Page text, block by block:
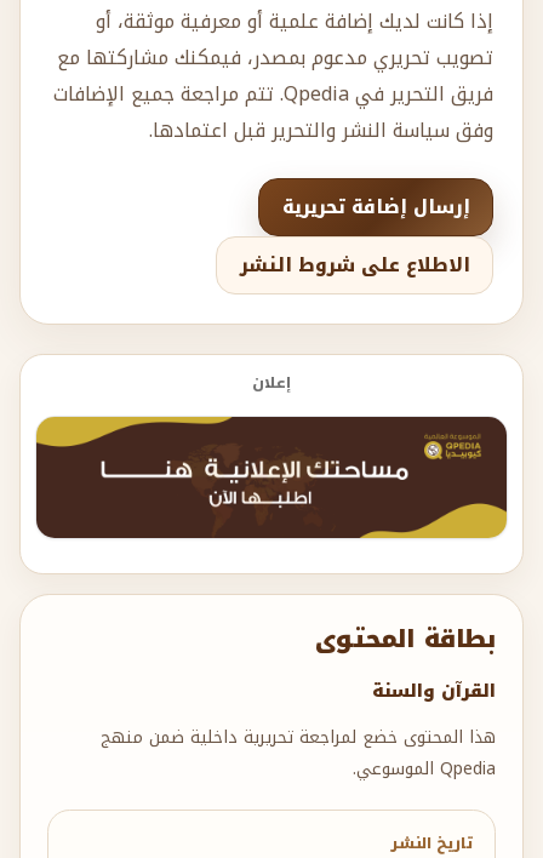
بطاقة المحتوى
القرآن والسنة
هذا المحتوى خضع لمراجعة تحريرية داخلية ضمن منهج
Qpedia الموسوعي.
تاريخ النشر
إذا كانت لديك إضافة علمية أو معرفية موثقة، أو
تصويب تحريري مدعوم بمصدر، فيمكنك مشاركتها مع
فريق التحرير في Qpedia. تتم مراجعة جميع الإضافات
وفق سياسة النشر والتحرير قبل اعتمادها.
إرسال إضافة تحريرية
الاطلاع على شروط النشر
إعلان